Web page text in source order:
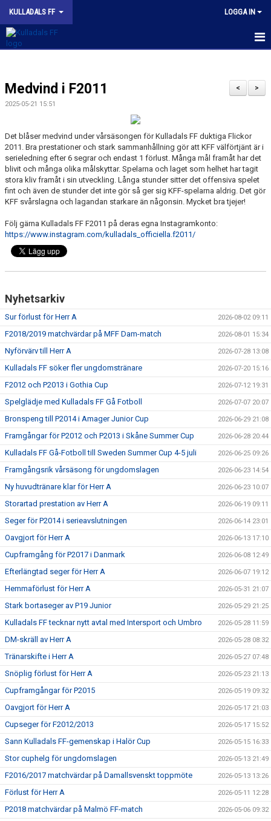
KULLADALS FF LOGGA IN
OM KLUBBEN
KONTAKT
INFORMATION MED POLICY
DOKUMENT
BILDGALLERI
MATCHER
INBETALNING
PROFILKLÄDER
KFF INSTAGRAM
MEDLEM INTRESSEANMÄLAN
>
<
Medvind i F2011
2025-05-21 15:51
Det blåser medvind under vårsäsongen för Kulladals FF duktiga Flickor
2011. Bra prestationer och stark sammanhållning gör att KFF välförtjänt är i
serieledning efter 6 segrar och endast 1 förlust. Många mål framåt har det
blivit och många olika målskyttar. Spelarna och laget som helhet har tagit
stora kliv framåt i sin utveckling. Långa stunder sitter det offensiva spelet
fint och även de stunder det inte gör så ger sig KFF-spelarna aldrig. Det gör
KFF svårslagna och lagandan starkare än någonsin. Mycket bra tjejer!
Följ gärna Kulladals FF F2011 på deras egna Instagramkonto:
https://www.instagram.com/kulladals_officiella.f2011/
Nyhetsarkiv
Sur förlust för Herr A 2026-08-02 09:11
F2018/2019 matchvärdar på MFF Dam-match 2026-08-01 15:34
Nyförvärv till Herr A 2026-07-28 13:08
Kulladals FF söker fler ungdomstränare 2026-07-20 15:16
F2012 och P2013 i Gothia Cup 2026-07-12 19:31
Spelglädje med Kulladals FF Gå Fotboll 2026-07-07 20:07
Bronspeng till P2014 i Amager Junior Cup 2026-06-29 21:08
Framgångar för P2012 och P2013 i Skåne Summer Cup 2026-06-28 20:44
Kulladals FF Gå-Fotboll till Sweden Summer Cup 4-5 juli 2026-06-25 09:26
Framgångsrik vårsäsong för ungdomslagen 2026-06-23 14:54
Ny huvudtränare klar för Herr A 2026-06-23 10:07
Storartad prestation av Herr A 2026-06-19 09:11
Seger för P2014 i serieavslutningen 2026-06-14 23:01
Oavgjort för Herr A 2026-06-13 17:10
Cupframgång för P2017 i Danmark 2026-06-08 12:49
Efterlängtad seger för Herr A 2026-06-07 19:12
Hemmaförlust för Herr A 2026-05-31 21:07
Stark bortaseger av P19 Junior 2026-05-29 21:25
Kulladals FF tecknar nytt avtal med Intersport och Umbro 2026-05-28 11:59
DM-skräll av Herr A 2026-05-28 08:32
Tränarskifte i Herr A 2026-05-27 07:48
Snöplig förlust för Herr A 2026-05-23 21:13
Cupframgångar för P2015 2026-05-19 09:32
Oavgjort för Herr A 2026-05-17 21:03
Cupseger för F2012/2013 2026-05-17 15:52
Sann Kulladals FF-gemenskap i Halör Cup 2026-05-15 16:33
Stor cuphelg för ungdomslagen 2026-05-13 21:49
F2016/2017 matchvärdar på Damallsvenskt toppmöte 2026-05-13 13:26
Förlust för Herr A 2026-05-11 12:28
P2018 matchvärdar på Malmö FF-match 2026-05-06 09:32